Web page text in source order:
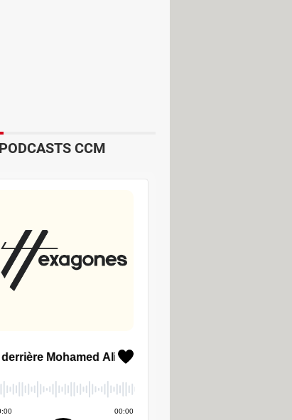
(20, 40 ou 60
faisant la demande,
CCM